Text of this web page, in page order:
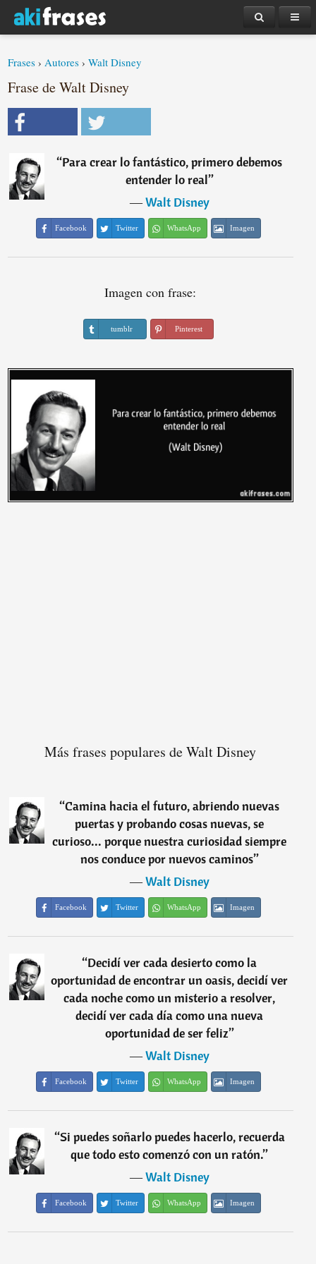
Frases ›Autores ›Walt Disney
Frase de Walt Disney
“Para crear lo fantástico, primero debemos
entender lo real”
―Walt Disney
Facebook Twitter WhatsApp Imagen
Imagen con frase:
tumblr Pinterest
Más frases populares de Walt Disney
“Camina hacia el futuro, abriendo nuevas
puertas y probando cosas nuevas, se
curioso... porque nuestra curiosidad siempre
nos conduce por nuevos caminos”
―Walt Disney
Facebook Twitter WhatsApp Imagen
“Decidí ver cada desierto como la
oportunidad de encontrar un oasis, decidí ver
cada noche como un misterio a resolver,
decidí ver cada día como una nueva
oportunidad de ser feliz”
―Walt Disney
Facebook Twitter WhatsApp Imagen
“Si puedes soñarlo puedes hacerlo, recuerda
que todo esto comenzó con un ratón.”
―Walt Disney
Facebook Twitter WhatsApp Imagen